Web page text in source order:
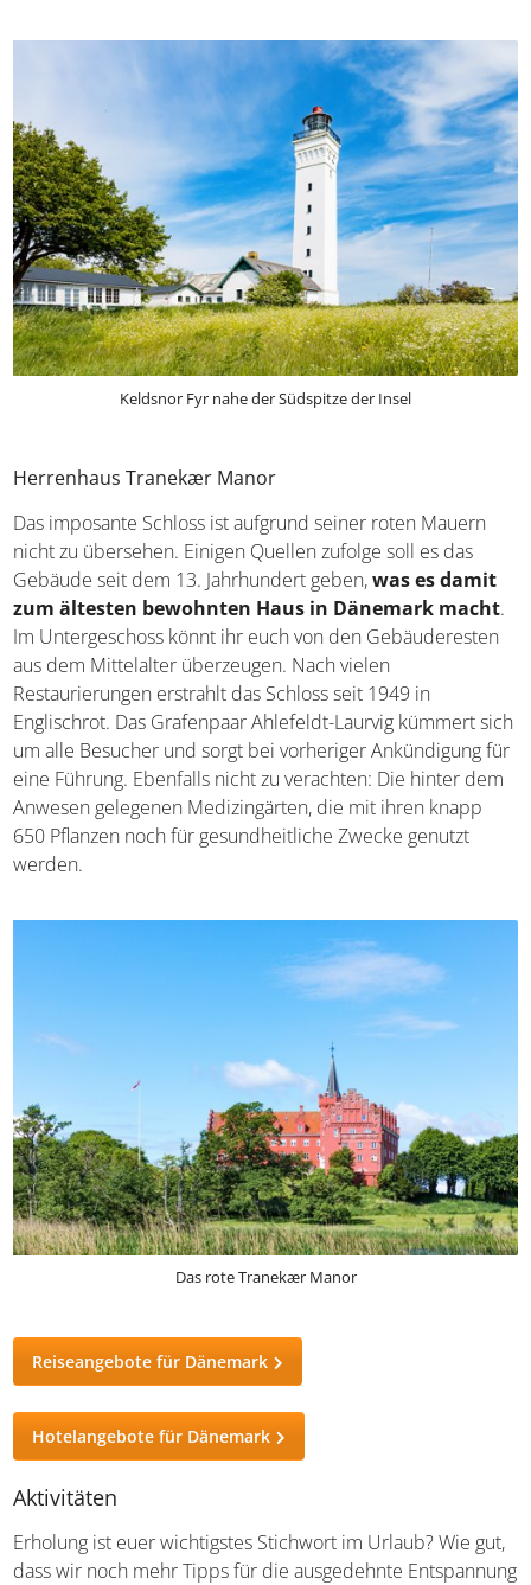
Keldsnor Fyr nahe der Südspitze der Insel
Herrenhaus Tranekær Manor
Das imposante Schloss ist aufgrund seiner roten Mauern
nicht zu übersehen. Einigen Quellen zufolge soll es das
Gebäude seit dem 13. Jahrhundert geben,was es damit
zum ältesten bewohnten Haus in Dänemark macht.
Im Untergeschoss könnt ihr euch von den Gebäuderesten
aus dem Mittelalter überzeugen. Nach vielen
Restaurierungen erstrahlt das Schloss seit 1949 in
Englischrot. Das Grafenpaar Ahlefeldt-Laurvig kümmert sich
um alle Besucher und sorgt bei vorheriger Ankündigung für
eine Führung. Ebenfalls nicht zu verachten: Die hinter dem
Anwesen gelegenen Medizingärten, die mit ihren knapp
650 Pflanzen noch für gesundheitliche Zwecke genutzt
werden.
Das rote Tranekær Manor
Reiseangebote für Dänemark
Hotelangebote für Dänemark
Aktivitäten
Erholung ist euer wichtigstes Stichwort im Urlaub? Wie gut,
dass wir noch mehr Tipps für die ausgedehnte Entspannung